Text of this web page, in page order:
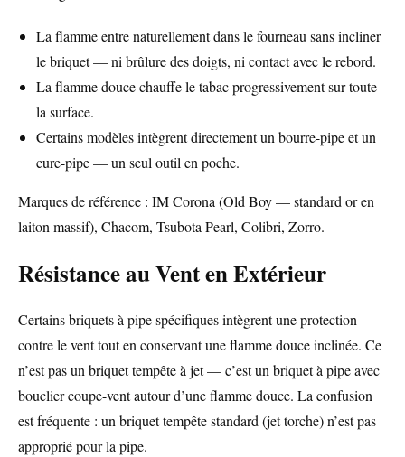
La flamme entre naturellement dans le fourneau sans incliner
le briquet — ni brûlure des doigts, ni contact avec le rebord.
La flamme douce chauffe le tabac progressivement sur toute
la surface.
Certains modèles intègrent directement un bourre-pipe et un
cure-pipe — un seul outil en poche.
Marques de référence : IM Corona (Old Boy — standard or en
laiton massif), Chacom, Tsubota Pearl, Colibri, Zorro.
Résistance au Vent en Extérieur
Certains briquets à pipe spécifiques intègrent une protection
contre le vent tout en conservant une flamme douce inclinée. Ce
n’est pas un briquet tempête à jet — c’est un briquet à pipe avec
bouclier coupe-vent autour d’une flamme douce. La confusion
est fréquente : un briquet tempête standard (jet torche) n’est pas
approprié pour la pipe.